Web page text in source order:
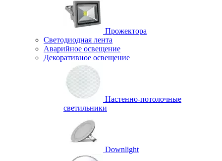
Прожектора
Светодиодная лента
Аварийное освещение
Декоративное освещение
Настенно-потолочные
светильники
Downlight